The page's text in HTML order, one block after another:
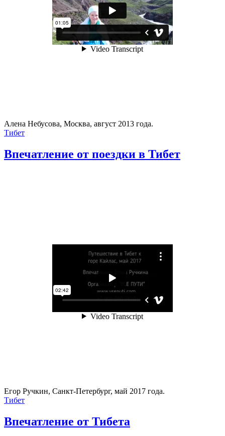
Алена Небусова, Москва, август 2013 года.
Тибет
Впечатление от поездки в Тибет
Егор Ручкин, Санкт-Петербург, май 2017 года.
Тибет
Впечатление от Тибета